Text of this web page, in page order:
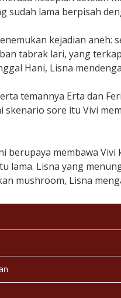
sudah lama berpisah
kejadian
tabrak lari, yang
Hani, Lisna
temannya Erta dan
skenario sore itu Vivi
berupaya membawa
lama. Lisna yang
mushroom, Lisna